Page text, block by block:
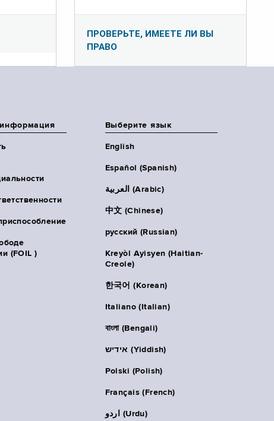
ПРОВЕРЬТЕ, ИМЕЕТЕ ЛИ ВЫ
ПРАВО
(FOIL )
Выберите язык
English
Español (Spanish)
العربية (Arabic)
中文 (Chinese)
русский (Russian)
Kreyòl Ayisyen (Haitian-
Creole)
한국어 (Korean)
Italiano (Italian)
বাংলা (Bengali)
אידיש (Yiddish)
Polski (Polish)
Français (French)
اردو (Urdu)